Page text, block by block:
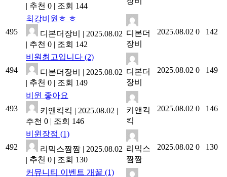
| 추천 0 | 조회 144
495
최강비원ㅎ ㅎ
디본더장비 | 2025.08.02
| 추천 0 | 조회 142
디본더
장비
2025.08.02 0 142
494
비원최고입니다 (2)
디본더장비 | 2025.08.02
| 추천 0 | 조회 149
디본더
장비
2025.08.02 0 149
493
비윈 좋아요
키앤킥킥 | 2025.08.02 |
추천 0 | 조회 146
키앤킥
킥
2025.08.02 0 146
492
비윈장점 (1)
리믹스짬짬 | 2025.08.02
| 추천 0 | 조회 130
리믹스
짬짬
2025.08.02 0 130
커뮤니티 이벤트 개꿀 (1)